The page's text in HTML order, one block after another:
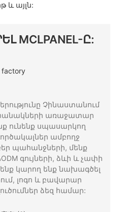
և այլն:
MCLPANEL-Ը:
Չինաստանում
առաջատար
ունենք սպասարկող
ամբողջ
պահանջների, մենք
գույների, ձևի և չափի
կարող ենք նախագծել
լոգո և բավարար
ձեզ համար: